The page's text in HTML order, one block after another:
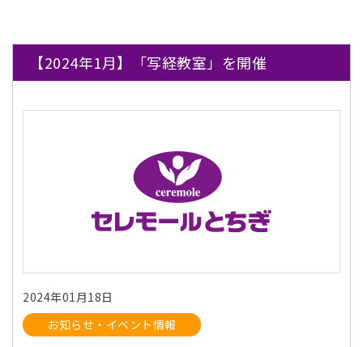
【2024年1月】「写経教室」を開催
2024年01月18日
お知らせ・イベント情報